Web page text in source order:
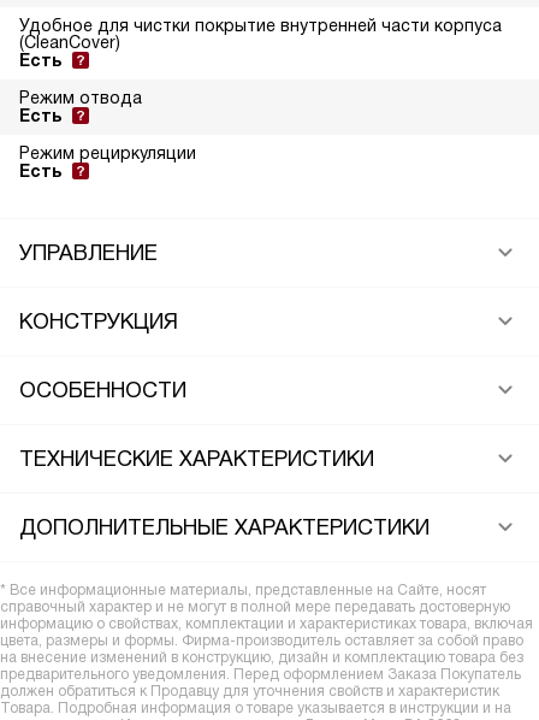
Удобное для чистки покрытие внутренней части корпуса
(CleanCover)
Есть
Режим отвода
Есть
Режим рециркуляции
Есть
УПРАВЛЕНИЕ
КОНСТРУКЦИЯ
ОСОБЕННОСТИ
ТЕХНИЧЕСКИЕ ХАРАКТЕРИСТИКИ
ДОПОЛНИТЕЛЬНЫЕ ХАРАКТЕРИСТИКИ
* Все информационные материалы, представленные на Сайте, носят
справочный характер и не могут в полной мере передавать достоверную
информацию о свойствах, комплектации и характеристиках товара, включая
цвета, размеры и формы. Фирма-производитель оставляет за собой право
на внесение изменений в конструкцию, дизайн и комплектацию товара без
предварительного уведомления. Перед оформлением Заказа Покупатель
должен обратиться к Продавцу для уточнения свойств и характеристик
Товара. Подробная информация о товаре указывается в инструкции и на